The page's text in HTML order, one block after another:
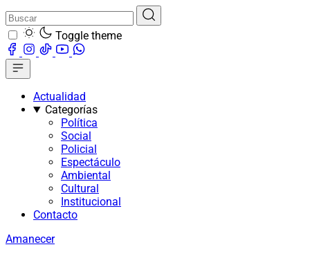
Toggle theme
Actualidad
Categorías
Política
Social
Policial
Espectáculo
Ambiental
Cultural
Institucional
Contacto
Amanecer